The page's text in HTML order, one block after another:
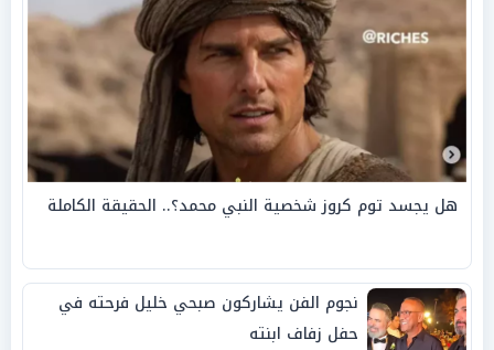
هل يجسد توم كروز شخصية النبي محمد؟.. الحقيقة الكاملة
نجوم الفن يشاركون صبحي خليل فرحته في
حفل زفاف ابنته